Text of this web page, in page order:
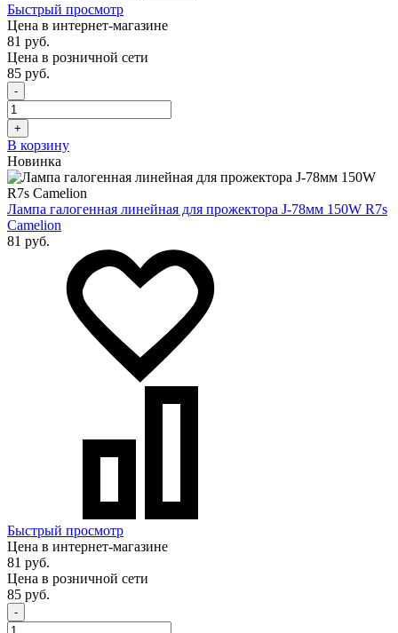
Быстрый просмотр
Цена в интернет-магазине
81 руб.
Цена в розничной сети
85 руб.
-
+
В корзину
Новинка
Лампа галогенная линейная для прожектора J-78мм 150W R7s
Camelion
81 руб.
Быстрый просмотр
Цена в интернет-магазине
81 руб.
Цена в розничной сети
85 руб.
-